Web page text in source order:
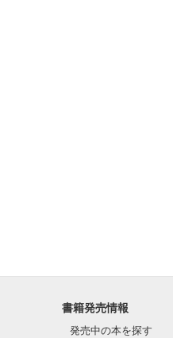
書籍発売情報
発売中の本を探す